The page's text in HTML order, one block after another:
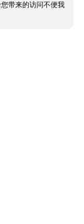
带来的访问不便我